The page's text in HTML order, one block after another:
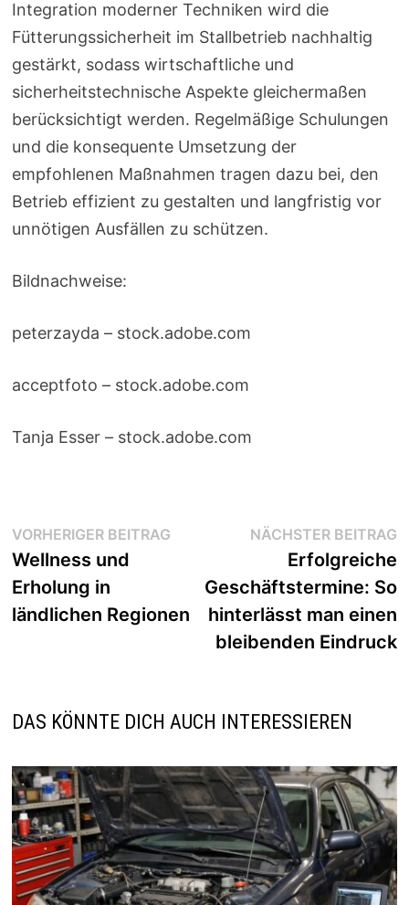
Integration moderner Techniken wird die
Fütterungssicherheit im Stallbetrieb nachhaltig
gestärkt, sodass wirtschaftliche und
sicherheitstechnische Aspekte gleichermaßen
berücksichtigt werden. Regelmäßige Schulungen
und die konsequente Umsetzung der
empfohlenen Maßnahmen tragen dazu bei, den
Betrieb effizient zu gestalten und langfristig vor
unnötigen Ausfällen zu schützen.
Bildnachweise:
peterzayda – stock.adobe.com
acceptfoto – stock.adobe.com
Tanja Esser– stock.adobe.com
Beitragsnavigation
VORHERIGER BEITRAGVorheriger
Wellness und
Erholung in
ländlichen Regionen
NÄCHSTER BEITRAG
Erfolgreiche
Geschäftstermine: So
hinterlässt man einen
bleibenden Eindruck
DAS KÖNNTE DICH AUCH INTERESSIEREN